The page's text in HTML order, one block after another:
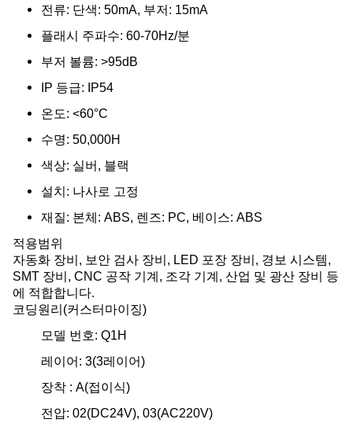
전류: 단색: 50mA, 부저: 15mA
플래시 주파수: 60-70Hz/분
부저 볼륨: >95dB
IP 등급: IP54
온도: <60°C
수명: 50,000H
색상: 실버, 블랙
설치: 나사로 고정
재질: 본체: ABS, 렌즈: PC, 베이스: ABS
적용범위
자동화 장비, 보안 검사 장비, LED 포장 장비, 경보 시스템,
SMT 장비, CNC 공작 기계, 조각 기계, 산업 및 광산 장비 등
에 적합합니다.
코딩원리(커스터마이징)
모델 번호: Q1H
레이어: 3(3레이어)
장착 : A(접이식)
전압: 02(DC24V), 03(AC220V)